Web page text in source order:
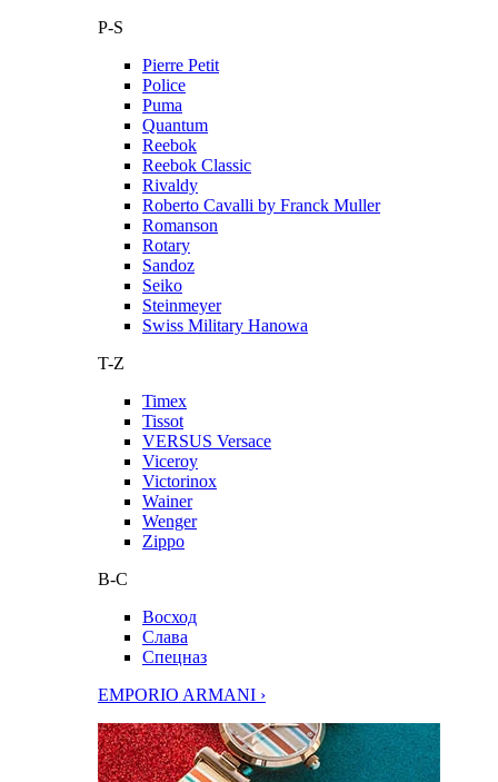
P-S
Pierre Petit
Police
Puma
Quantum
Reebok
Reebok Classic
Rivaldy
Roberto Cavalli by Franck Muller
Romanson
Rotary
Sandoz
Seiko
Steinmeyer
Swiss Military Hanowa
T-Z
Timex
Tissot
VERSUS Versace
Viceroy
Victorinox
Wainer
Wenger
Zippo
В-С
Восход
Слава
Спецназ
EMPORIO ARMANI ›